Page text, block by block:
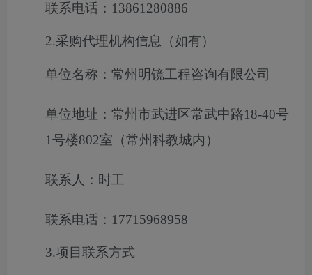
联系电话：13861280886
2.采购代理机构信息（如有）
单位名称：常州明镜工程咨询有限公司
单位地址：常州市武进区常武中路18-40号
1号楼802室（常州科教城内）
联系人：时工
联系电话：17715968958
3.项目联系方式